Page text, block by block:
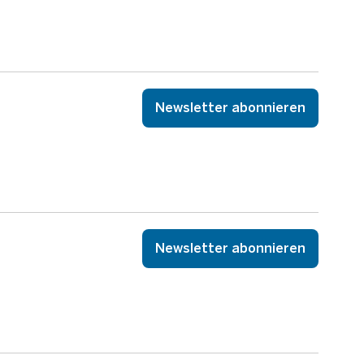
Newsletter abonnieren
Newsletter abonnieren